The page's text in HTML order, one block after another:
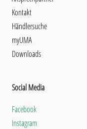
Kontakt
Händlersuche
myUMA
Downloads
Social Media
Facebook
Instagram